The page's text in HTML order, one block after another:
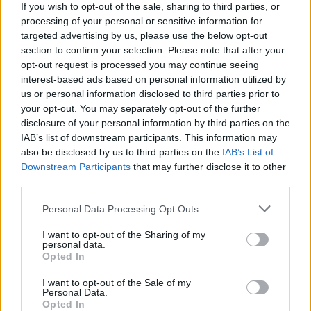
If you wish to opt-out of the sale, sharing to third parties, or
processing of your personal or sensitive information for
targeted advertising by us, please use the below opt-out
section to confirm your selection. Please note that after your
opt-out request is processed you may continue seeing
interest-based ads based on personal information utilized by
us or personal information disclosed to third parties prior to
your opt-out. You may separately opt-out of the further
disclosure of your personal information by third parties on the
IAB’s list of downstream participants. This information may
also be disclosed by us to third parties on the IAB’s List of
Downstream Participants that may further disclose it to other
Please note that this website/app uses one or more Google
not limited to your visit or usage behaviour. You may click to
grant or deny consent to Google and its third-party tags to
use your data for below specified purposes in below Google
consent section.
Personal Data Processing Opt Outs
I want to opt-out of the Sharing of my
personal data.
Opted In
I want to opt-out of the Sale of my
Personal Data.
Opted In
lehetett. Szeptember közepén a kormány egy
második szigorítást vezetett be, aminek
következtében a számok jelentősen
csökkentek. Október közepétől a kormány
fokozatosan ismét lazított, mire a fertőzések
száma újra növekedni kezdett.
Akik beoltatják magukat, „zöld igazolványt”
kapnak, amely különféle előnyökkel jár.
Elkerülhetik a karanténkötelezettséget,
látogathatják a nyilvános rendezvényeket és
az éttermeket. Az igazolványt várhatóan a
második oltás után két héttel kapják meg az
érintettek.